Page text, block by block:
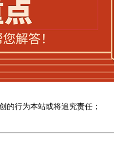
的行为本站或将追究责任；